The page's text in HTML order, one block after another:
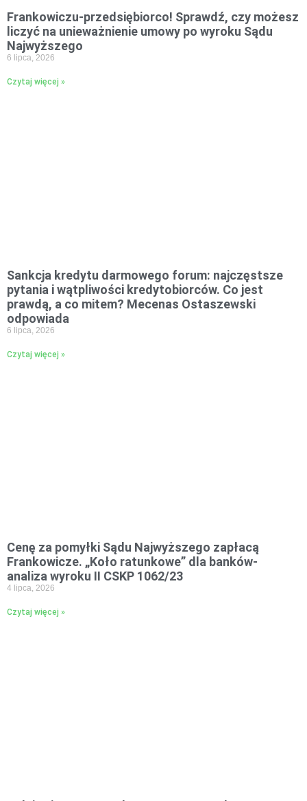
Frankowiczu-przedsiębiorco! Sprawdź, czy możesz
liczyć na unieważnienie umowy po wyroku Sądu
Najwyższego
6 lipca, 2026
Czytaj więcej »
Sankcja kredytu darmowego forum: najczęstsze
pytania i wątpliwości kredytobiorców. Co jest
prawdą, a co mitem? Mecenas Ostaszewski
odpowiada
6 lipca, 2026
Czytaj więcej »
Cenę za pomyłki Sądu Najwyższego zapłacą
Frankowicze. „Koło ratunkowe” dla banków-
analiza wyroku II CSKP 1062/23
4 lipca, 2026
Czytaj więcej »